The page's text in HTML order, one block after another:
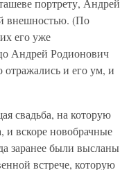
портрету, Андрей
внешностью. (По
его уже
Андрей Родионович
отражались и его ум, и
свадьба, на которую
и вскоре новобрачные
заранее были высланы
встрече, которую